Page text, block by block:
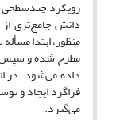
رویکرد چندسطحی
دانش جامع‌تری
منظور، ابتدا
مطرح شده و سپس
داده می‌شود. در
فراگرد ایجاد و
می‌گیرد.